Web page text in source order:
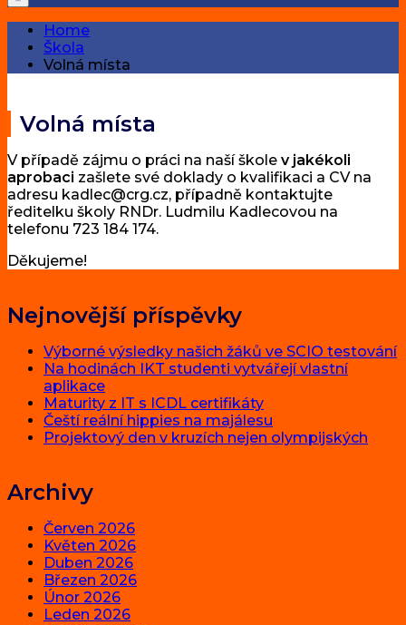
Home
Škola
Volná místa
Volná místa
V případě zájmu o práci na naší škole v jakékoli
aprobaci zašlete své doklady o kvalifikaci a CV na
adresu kadlec@crg.cz, případně kontaktujte
ředitelku školy RNDr. Ludmilu Kadlecovou na
telefonu 723 184 174.
Děkujeme!
Nejnovější příspěvky
Výborné výsledky našich žáků ve SCIO testování
Na hodinách IKT studenti vytvářejí vlastní
aplikace
Maturity z IT s ICDL certifikáty
Čeští reální hippies na majálesu
Projektový den v kruzích nejen olympijských
Archivy
Červen 2026
Květen 2026
Duben 2026
Březen 2026
Únor 2026
Leden 2026